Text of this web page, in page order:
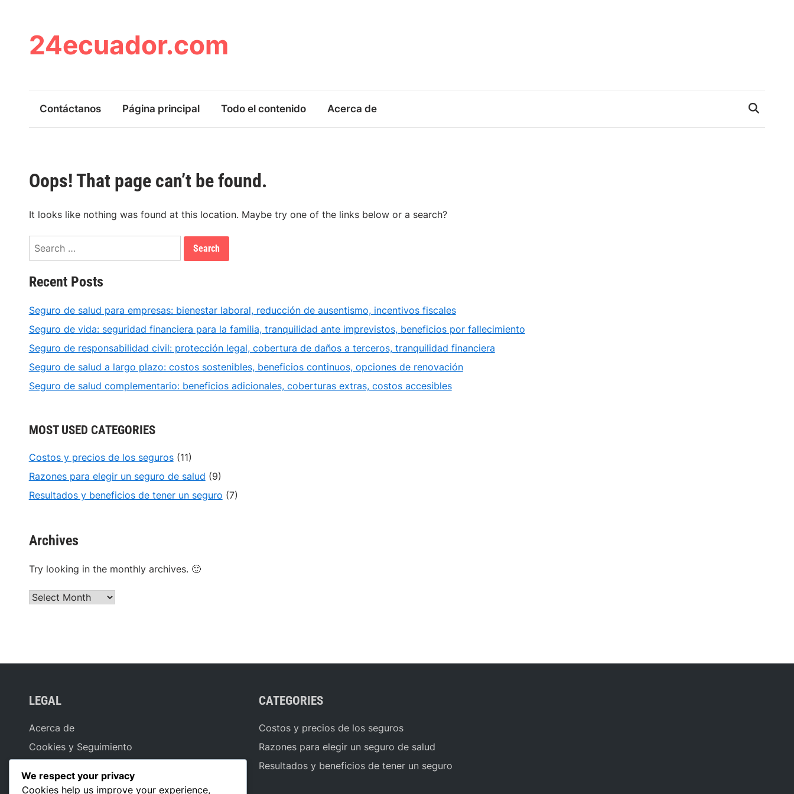
content24ecuador.com
Contáctanos Página principal Todo el contenido Acerca de
Oops! That page can’t be found.
It looks like nothing was found at this location. Maybe try one of the links below or a search?
Search
Recent Posts
Seguro de salud para empresas: bienestar laboral, reducción de ausentismo, incentivos fiscales
Seguro de vida: seguridad financiera para la familia, tranquilidad ante imprevistos, beneficios por fallecimiento
Seguro de responsabilidad civil: protección legal, cobertura de daños a terceros, tranquilidad financiera
Seguro de salud a largo plazo: costos sostenibles, beneficios continuos, opciones de renovación
Seguro de salud complementario: beneficios adicionales, coberturas extras, costos accesibles
MOST USED CATEGORIES
Costos y precios de los seguros(11)
Razones para elegir un seguro de salud (9)
Resultados y beneficios de tener un seguro (7)
Archives
Try looking in the monthly archives. 🙂
Archives
LEGAL
Acerca de
Cookies y Seguimiento
Términos de servicio
CATEGORIES
Costos y precios de los seguros
Razones para elegir un seguro de salud
Resultados y beneficios de tener un seguro
We respect your privacy
Cookies help us improve your experience,